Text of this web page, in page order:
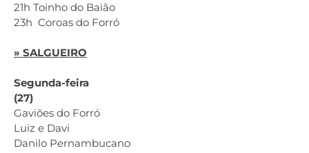
21h Toinho do Baião
23h Coroas do Forró
» SALGUEIRO
Segunda-feira
(27)
Gaviões do Forró
Luiz e Davi
Danilo Pernambucano